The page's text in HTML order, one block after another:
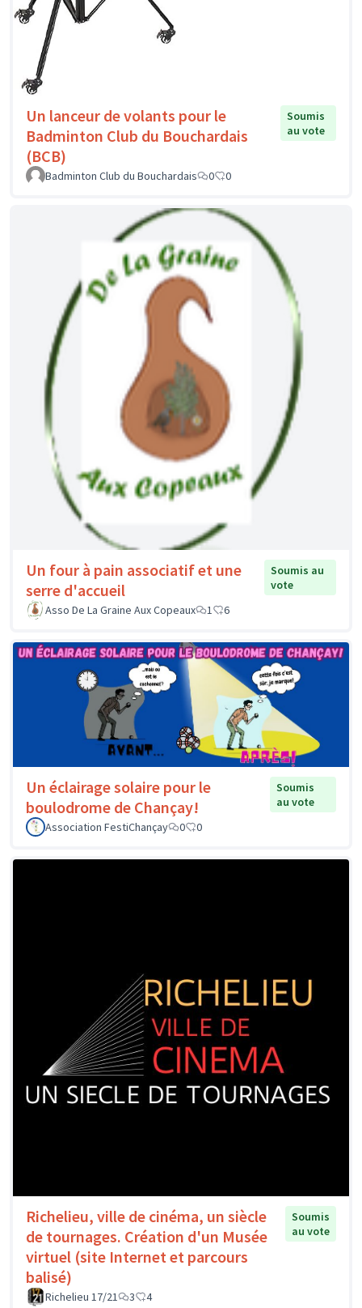
Un lanceur de volants pour le
Badminton Club du Bouchardais
(BCB)
Soumis
au vote
Badminton Club du Bouchardais 0 0
Un four à pain associatif et une
serre d'accueil
Soumis au
vote
Asso De La Graine Aux Copeaux
1 6
Un éclairage solaire pour le
boulodrome de Chançay!
Soumis
au vote
Association FestiChançay
0 0
Richelieu, ville de cinéma, un siècle
de tournages. Création d'un Musée
virtuel (site Internet et parcours
balisé)
Soumis
au vote
Richelieu 17/21 3 4